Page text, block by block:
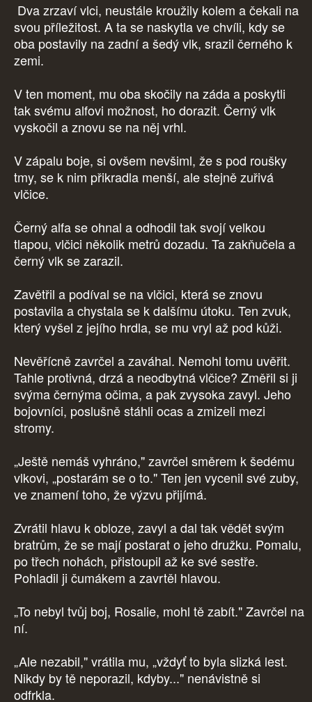
Dva zrzaví vlci, neustále kroužily kolem a čekali na
svou příležitost. A ta se naskytla ve chvíli, kdy se
oba postavily na zadní a šedý vlk, srazil černého k
zemi.
V ten moment, mu oba skočily na záda a poskytli
tak svému alfovi možnost, ho dorazit. Černý vlk
vyskočil a znovu se na něj vrhl.
V zápalu boje, si ovšem nevšiml, že s pod roušky
tmy, se k nim přikradla menší, ale stejně zuřivá
vlčice.
Černý alfa se ohnal a odhodil tak svojí velkou
tlapou, vlčici několik metrů dozadu. Ta zakňučela a
černý vlk se zarazil.
Zavětřil a podíval se na vlčici, která se znovu
postavila a chystala se k dalšímu útoku. Ten zvuk,
který vyšel z jejího hrdla, se mu vryl až pod kůži.
Nevěřícně zavrčel a zaváhal. Nemohl tomu uvěřit.
Tahle protivná, drzá a neodbytná vlčice? Změřil si ji
svýma černýma očima, a pak zvysoka zavyl. Jeho
bojovníci, poslušně stáhli ocas a zmizeli mezi
stromy.
„Ještě nemáš vyhráno," zavrčel směrem k šedému
vlkovi, „postarám se o to." Ten jen vycenil své zuby,
ve znamení toho, že výzvu přijímá.
Zvrátil hlavu k obloze, zavyl a dal tak vědět svým
bratrům, že se mají postarat o jeho družku. Pomalu,
po třech nohách, přistoupil až ke své sestře.
Pohladil ji čumákem a zavrtěl hlavou.
„To nebyl tvůj boj, Rosalie, mohl tě zabít." Zavrčel na
ní.
„Ale nezabil," vrátila mu, „vždyť to byla slizká lest.
Nikdy by tě neporazil, kdyby..." nenávistně si
odfrkla.